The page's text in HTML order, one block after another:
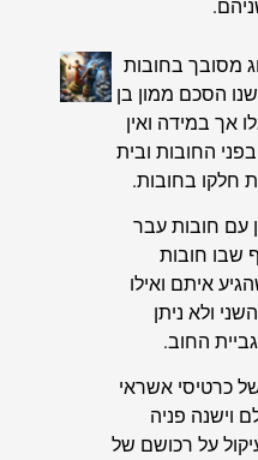
מסובך בחובות
הסכם ממון בן
אך במידה ואין
החובות ובית
חלקו בחובות.
עם חובות עבר
שבו חובות
איתם ואילו
ולא ניתן
החוב.
כרטיסי אשראי
וישנה פניה
על רכושם של